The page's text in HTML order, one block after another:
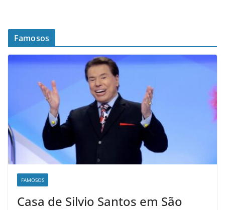
Famosos
FAMOSOS
Casa de Silvio Santos em São